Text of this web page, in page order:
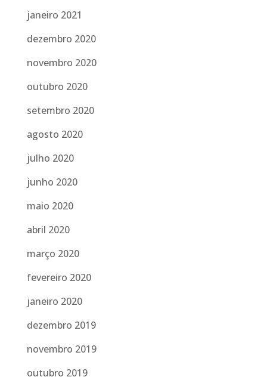
janeiro 2021
dezembro 2020
novembro 2020
outubro 2020
setembro 2020
agosto 2020
julho 2020
junho 2020
maio 2020
abril 2020
março 2020
fevereiro 2020
janeiro 2020
dezembro 2019
novembro 2019
outubro 2019